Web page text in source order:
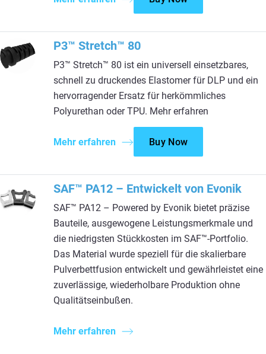
P3™ Stretch™ 80
P3™ Stretch™ 80 ist ein universell einsetzbares,
schnell zu druckendes Elastomer für DLP und ein
hervorragender Ersatz für herkömmliches
Polyurethan oder TPU. Mehr erfahren
Mehr erfahren Buy Now
SAF™ PA12 – Entwickelt von Evonik
SAF™ PA12 – Powered by Evonik bietet präzise
Bauteile, ausgewogene Leistungsmerkmale und
die niedrigsten Stückkosten im SAF™-Portfolio.
Das Material wurde speziell für die skalierbare
Pulverbettfusion entwickelt und gewährleistet eine
zuverlässige, wiederholbare Produktion ohne
Qualitätseinbußen.
Mehr erfahren